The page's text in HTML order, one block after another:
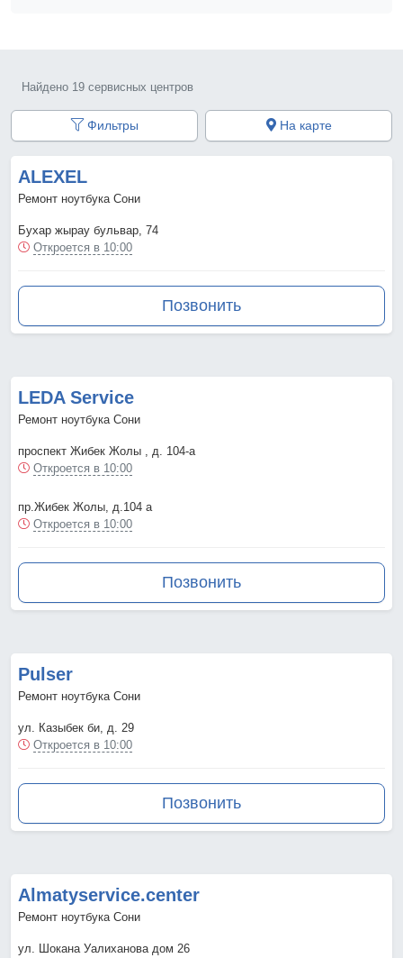
Найдено 19 сервисных центров
Фильтры На карте
ALEXEL
Ремонт ноутбука Сони
Бухар жырау бульвар, 74
Откроется в 10:00
Позвонить
LEDA Service
Ремонт ноутбука Сони
проспект Жибек Жолы , д. 104-а
Откроется в 10:00
пр.Жибек Жолы, д.104 а
Откроется в 10:00
Позвонить
Pulser
Ремонт ноутбука Сони
ул. Казыбек би, д. 29
Откроется в 10:00
Позвонить
Almatyservice.center
Ремонт ноутбука Сони
ул. Шокана Уалиханова дом 26